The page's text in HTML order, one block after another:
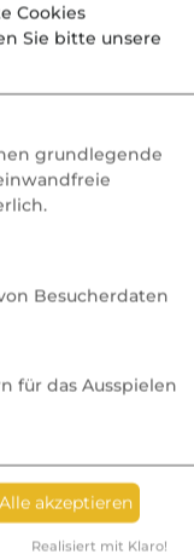
auf
vor
geht
Cookies
Sie bitte unsere
grundlegende
Besucherdaten
für das Ausspielen
Alle akzeptieren
Realisiert mit Klaro!